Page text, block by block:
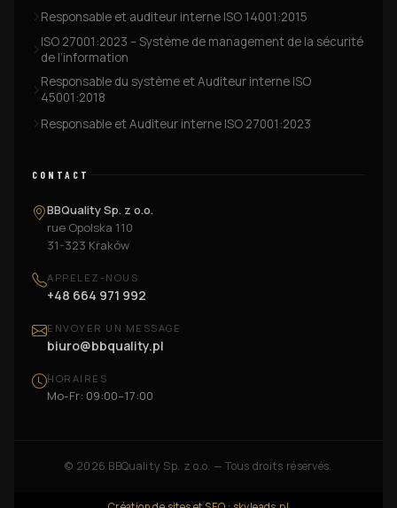
Responsable et auditeur interne ISO 14001:2015
ISO 27001:2023 – Système de management de la sécurité
de l’information
Responsable du système et Auditeur interne ISO
45001:2018
Responsable et Auditeur interne ISO 27001:2023
CONTACT
BBQuality Sp. z o.o.
rue Opolska 110
31-323 Kraków
APPELEZ-NOUS
+48 664 971 992
ENVOYER UN MESSAGE
biuro@bbquality.pl
HORAIRES
Mo-Fr: 09:00–17:00
© 2026 BBQuality Sp. z o.o. — Tous droits réservés.